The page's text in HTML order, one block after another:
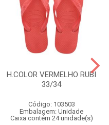
H.COLOR VERMELHO RUBI
33/34
Código: 103503
Embalagem: Unidade
Caixa contém 24 unidade(s)